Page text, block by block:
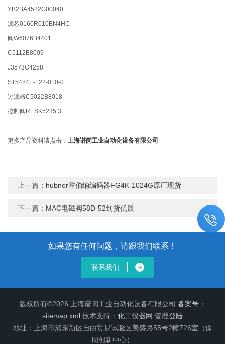
YB2BA4522G00040
滤芯0160R010BN4HC
阀W6076B4401
C5112B8009
J3573C4258
ST5484E-122-010-0
过滤器C5022B8018
控制阀RESK5235.3
更多产品资料请点击：上海谱闵工业自动化设备有限公司
上一篇： hubner霍伯纳编码器FG4K-1024G原厂现货
下一篇： MAC电磁阀58D-52到货优质
如果您有任何问题，请跟我们联系！
联系我们
版权所有©2026 上海谱闵工业自动化设备有限公司 备案号：
sitemap.xml 技术支持： 化工仪器网 管理登陆
地址：上海市浦东新区自由贸易试验区美盛路55号2幢726室（保
周创新中心）